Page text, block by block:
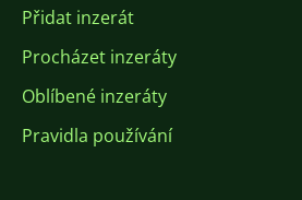
Přidat inzerát
Procházet inzeráty
Oblíbené inzeráty
Pravidla používání